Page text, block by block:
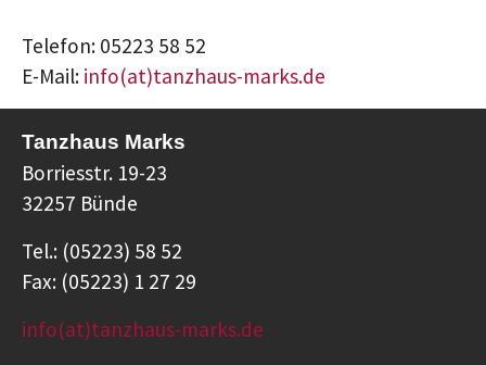
Telefon: 05223 58 52
E-Mail: info(at)tanzhaus-marks.de
Tanzhaus Marks
Borriesstr. 19-23
32257 Bünde
Tel.: (05223) 58 52
Fax: (05223) 1 27 29
info(at)tanzhaus-marks.de